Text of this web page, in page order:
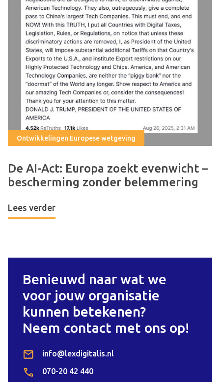
Ontwikkelingen Europese wetgeving
De AI-Act: Europa zoekt evenwicht –
bescherming zonder belemmering
Lees verder
Benieuwd naar wat we
voor jouw organisatie
kunnen betekenen?
Neem contact met ons op!
info@lexdigitalis.nl
070-20 42 440